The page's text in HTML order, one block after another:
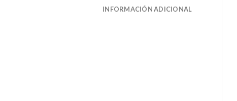
INFORMACIÓN ADICIONAL